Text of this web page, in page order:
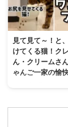
さい！ この投稿を
る ベンガルのジン
(@jin_bengal_boy)
ン玉を打つと、どこ
ジンくんが登場！
ピンポン玉を打ち
が、思わぬ方向に飛
見て見て～！と
けてくる猫！ク
ん・クリームさ
ゃんご一家の愉
ィーカッププード